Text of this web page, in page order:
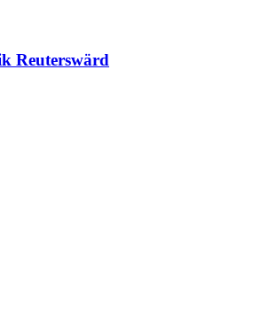
Reuterswärd